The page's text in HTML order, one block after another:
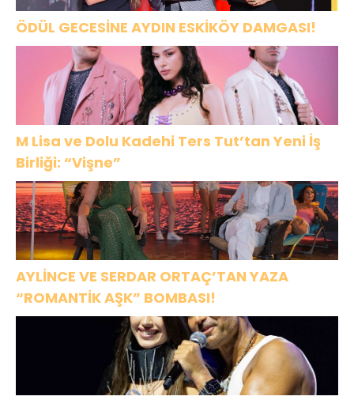
ÖDÜL GECESİNE AYDIN ESKİKÖY DAMGASI!
M Lisa ve Dolu Kadehi Ters Tut’tan Yeni İş
Birliği: “Vişne”
AYLİNCE VE SERDAR ORTAÇ’TAN YAZA
“ROMANTİK AŞK” BOMBASI!